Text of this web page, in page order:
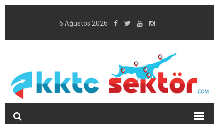
6 Ağustos 2026